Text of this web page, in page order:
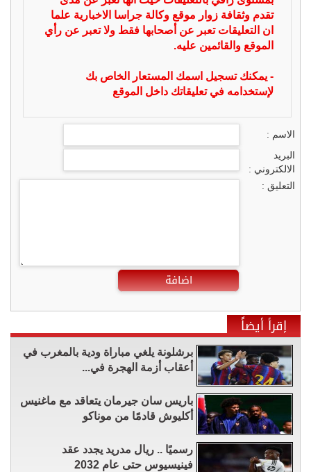
تقدم وثقافة زوار موقع وكالة جراسا الاخبارية علما
ان التعليقات تعبر عن أصحابها فقط ولا تعبر عن رأي
الموقع والقائمين عليه.
- يمكنك تسجيل اسمك المستعار الخاص بك
لإستخدامه في تعليقاتك داخل الموقع
الاسم :
البريد
الالكتروني :
التعليق :
اضافة
إقرأ أيضاً
برشلونة يلغي مباراة ودية بالمغرب في
أعقاب أزمة الهجرة في...
باريس سان جيرمان يتعاقد مع ماغنيس
أكليوش قادمًا من موناكو
رسميًا .. ريال مدريد يجدد عقد
فينيسيوس حتى عام 2032